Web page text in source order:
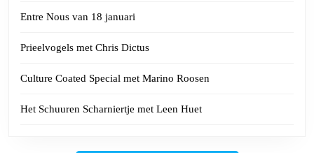
Entre Nous van 18 januari
Prieelvogels met Chris Dictus
Culture Coated Special met Marino Roosen
Het Schuuren Scharniertje met Leen Huet